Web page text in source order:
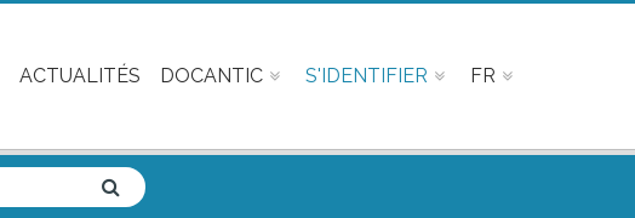
ACTUALITÉS DOCANTIC S'IDENTIFIER FR